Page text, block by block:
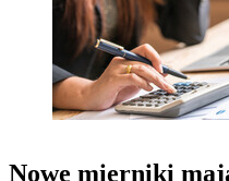
Nowe mierniki